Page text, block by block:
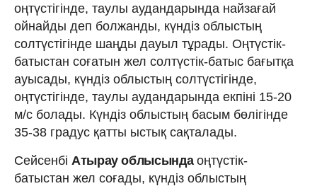
оңтүстігінде, таулы аудандарында найзағай
ойнайды деп болжанды, күндіз облыстың
солтүстігінде шаңды дауыл тұрады. Оңтүстік-
батыстан соғатын жел солтүстік-батыс бағытқа
ауысады, күндіз облыстың солтүстігінде,
оңтүстігінде, таулы аудандарында екпіні 15-20
м/с болады. Күндіз облыстың басым бөлігінде
35-38 градус қатты ыстық сақталады.
Сейсенбі Атырау облысындаоңтүстік-
батыстан жел соғады, күндіз облыстың